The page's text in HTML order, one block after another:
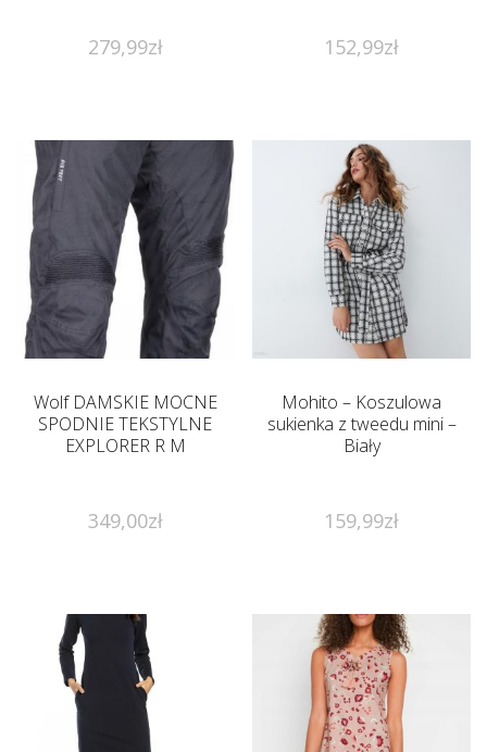
279,99zł 152,99zł
Wolf DAMSKIE MOCNE
SPODNIE TEKSTYLNE
EXPLORER R M
349,00zł
Mohito – Koszulowa
sukienka z tweedu mini –
Biały
159,99zł